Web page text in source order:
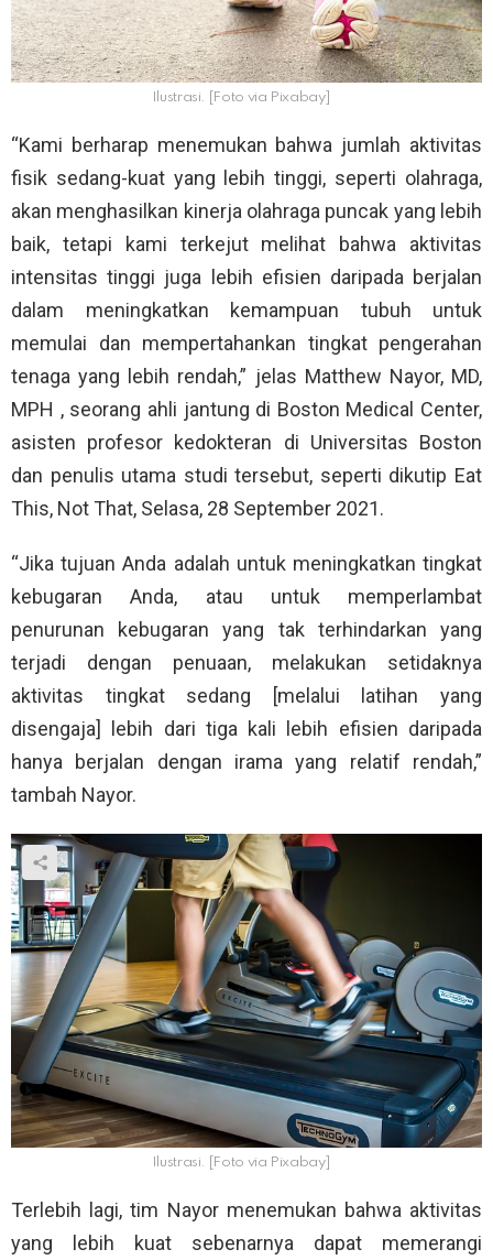
Ilustrasi. [Foto via Pixabay]
“Kami berharap menemukan bahwa jumlah aktivitas
fisik sedang-kuat yang lebih tinggi, seperti olahraga,
akan menghasilkan kinerja olahraga puncak yang lebih
baik, tetapi kami terkejut melihat bahwa aktivitas
intensitas tinggi juga lebih efisien daripada berjalan
dalam meningkatkan kemampuan tubuh untuk
memulai dan mempertahankan tingkat pengerahan
tenaga yang lebih rendah,” jelas Matthew Nayor, MD,
MPH , seorang ahli jantung di Boston Medical Center,
asisten profesor kedokteran di Universitas Boston
dan penulis utama studi tersebut, seperti dikutip Eat
This, Not That, Selasa, 28 September 2021.
“Jika tujuan Anda adalah untuk meningkatkan tingkat
kebugaran Anda, atau untuk memperlambat
penurunan kebugaran yang tak terhindarkan yang
terjadi dengan penuaan, melakukan setidaknya
aktivitas tingkat sedang [melalui latihan yang
disengaja] lebih dari tiga kali lebih efisien daripada
hanya berjalan dengan irama yang relatif rendah,”
tambah Nayor.
Ilustrasi. [Foto via Pixabay]
Terlebih lagi, tim Nayor menemukan bahwa aktivitas
yang lebih kuat sebenarnya dapat memerangi